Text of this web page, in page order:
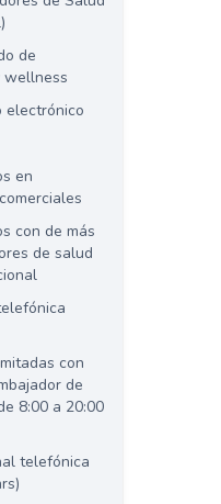
de
wellness
electrónico
en
con de más
de salud
con
de
8:00 a 20:00
telefónica